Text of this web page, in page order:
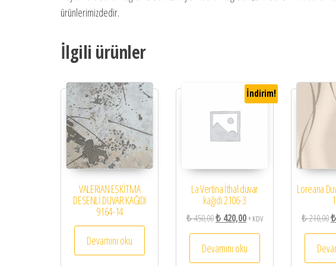
ürünlerimizdedir.
İlgili ürünler
VALERIAN ESKİTMA
DESENLİ DUVAR KAĞIDI
9164-14
Devamını oku
İndirim!
La Vertina İthal duvar
kağıdı 2106-3
₺450,00Orijinal fiyat: ₺ 450,00.
₺ 420,00Şu andaki fiyat: ₺ 420,00.
+ KDV
Devamını oku
Loreana
₺210,00₺